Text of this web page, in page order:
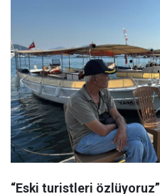
“Eski turistleri özlüyoruz”